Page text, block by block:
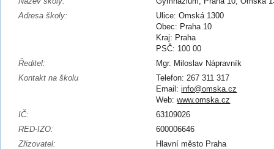
Adresa školy:
Ulice: Omská 1300
Obec: Praha 10
Kraj: Praha
PSČ: 100 00
Ředitel:
Mgr. Miloslav Nápravník
Kontakt na školu
Telefon: 267 311 317
Email:info@omska.cz
Web:www.omska.cz
IČ:
63109026
RED-IZO:
600006646
Zřizovatel:
Hlavní město Praha